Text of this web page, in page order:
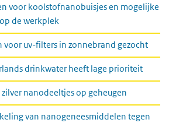
voor koolstofnanobuisjes en mogelijke
de werkplek
voor uv-filters in zonnebrand gezocht
drinkwater heeft lage prioriteit
nanodeeltjes op geheugen
van nanogeneesmiddelen tegen